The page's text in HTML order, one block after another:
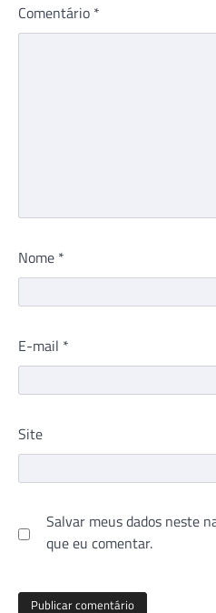
Comentário *
Nome *
E-mail *
Site
Salvar meus dados neste
que eu comentar.